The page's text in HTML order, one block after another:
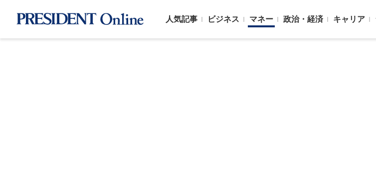
人気記事 ビジネス マネー 政治・経済 キャリア